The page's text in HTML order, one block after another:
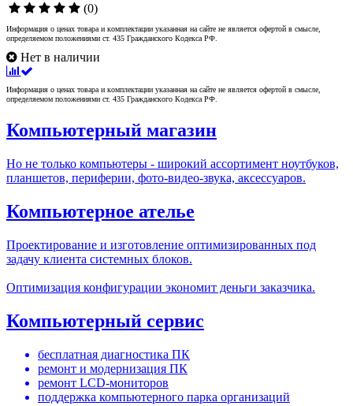
(0)
Информация о ценах товара и комплектации указанная на сайте не является офертой в смысле,
определяемом положениями ст. 435 Гражданского Кодекса РФ.
Нет в наличии
Информация о ценах товара и комплектации указанная на сайте не является офертой в смысле,
определяемом положениями ст. 435 Гражданского Кодекса РФ.
Компьютерный магазин
Но не только компьютеры - широкий ассортимент ноутбуков,
планшетов, периферии, фото-видео-звука, аксессуаров.
Компьютерное ателье
Проектирование и изготовление оптимизированных под
задачу клиента системных блоков.
Оптимизация конфигурации экономит деньги заказчика.
Компьютерный сервис
бесплатная диагностика ПК
ремонт и модернизация ПК
ремонт LCD-мониторов
поддержка компьютерного парка организаций